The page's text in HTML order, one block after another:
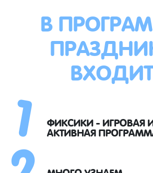
В
ФИКСИКИ - ИГРОВАЯ
АКТИВНАЯ